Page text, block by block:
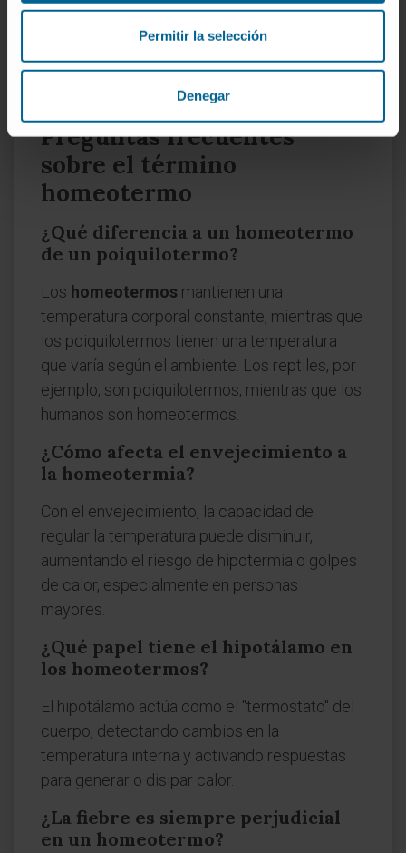
Permitir la selección
Denegar
Control médico regular:Especialmente en
personas con enfermedades crónicas que
afecten la termorregulación.
Preguntas frecuentes
sobre el término
homeotermo
¿Qué diferencia a un homeotermo
de un poiquilotermo?
Los homeotermos mantienen una
temperatura corporal constante, mientras que
los poiquilotermos tienen una temperatura
que varía según el ambiente. Los reptiles, por
ejemplo, son poiquilotermos, mientras que los
humanos son homeotermos.
¿Cómo afecta el envejecimiento a
la homeotermia?
Con el envejecimiento, la capacidad de
regular la temperatura puede disminuir,
aumentando el riesgo de hipotermia o golpes
de calor, especialmente en personas
mayores.
¿Qué papel tiene el hipotálamo en
los homeotermos?
El hipotálamo actúa como el "termostato" del
cuerpo, detectando cambios en la
temperatura interna y activando respuestas
para generar o disipar calor.
¿La fiebre es siempre perjudicial
en un homeotermo?